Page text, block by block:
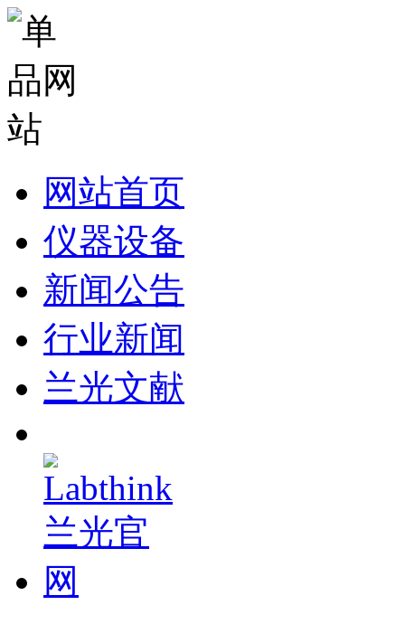
网站首页
仪器设备
新闻公告
行业新闻
兰光文献